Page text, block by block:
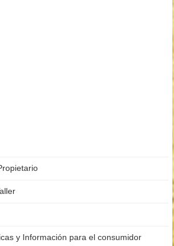
y Información para el consumidor